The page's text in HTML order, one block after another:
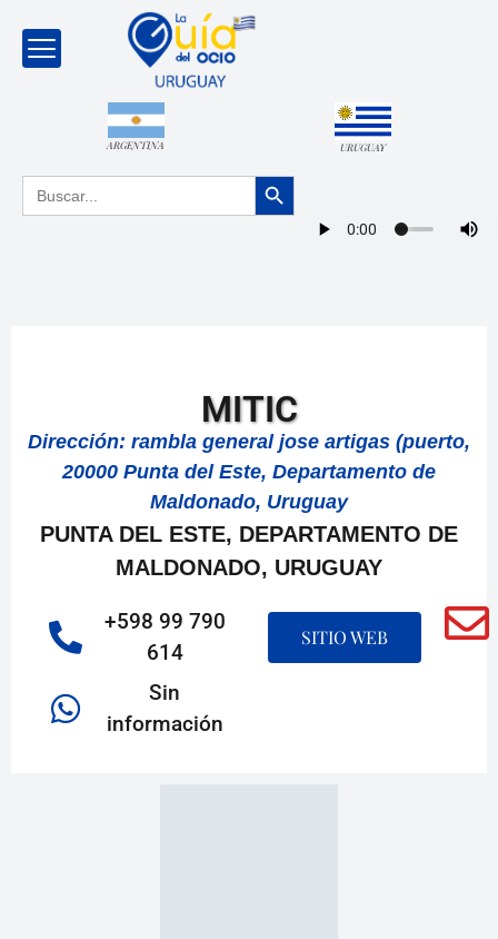
ARGENTINA URUGUAY
Buscar: Botón de búsqueda
MITIC
Dirección: rambla general jose artigas (puerto,
20000 Punta del Este, Departamento de
Maldonado, Uruguay
PUNTA DEL ESTE, DEPARTAMENTO DE
MALDONADO, URUGUAY
+598 99 790
614
Sin
información
SITIO WEB